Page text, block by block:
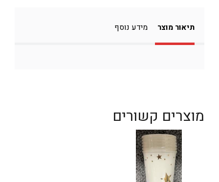
תיאור מוצר מידע נוסף
מוצרים קשורים